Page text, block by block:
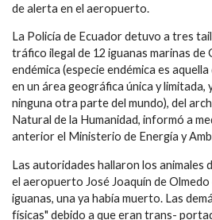
de alerta en el aeropuerto.
La Policía de Ecuador detuvo a tres
tráfico ilegal de 12 iguanas marinas de
endémica (especie endémica es
en un área geográfica única y limitada,
ninguna otra parte del mundo), del
Natural de la Humanidad, informó a
anterior el Ministerio de Energía y
Las autoridades hallaron los animales
el aeropuerto José Joaquín de Olmedo
iguanas, una ya había muerto. Las
físicas" debido a que eran trans-